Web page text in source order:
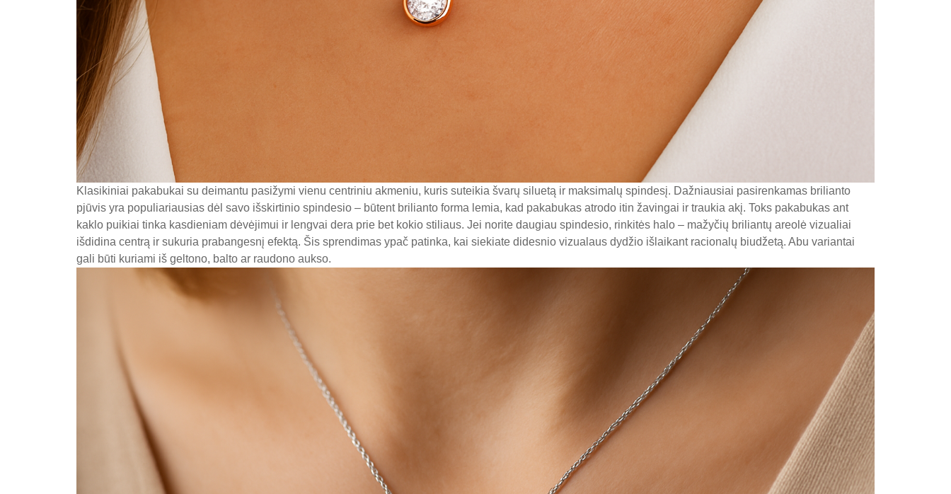
Klasikiniai pakabukai su deimantu pasižymi vienu centriniu akmeniu, kuris suteikia švarų siluetą ir maksimalų spindesį. Dažniausiai pasirenkamas brilianto
pjūvis yra populiariausias dėl savo išskirtinio spindesio – būtent brilianto forma lemia, kad pakabukas atrodo itin žavingai ir traukia akį. Toks pakabukas ant
kaklo puikiai tinka kasdieniam dėvėjimui ir lengvai dera prie bet kokio stiliaus. Jei norite daugiau spindesio, rinkitės halo – mažyčių briliantų areolė vizualiai
išdidina centrą ir sukuria prabangesnį efektą. Šis sprendimas ypač patinka, kai siekiate didesnio vizualaus dydžio išlaikant racionalų biudžetą. Abu variantai
gali būti kuriami iš geltono, balto ar raudono aukso.